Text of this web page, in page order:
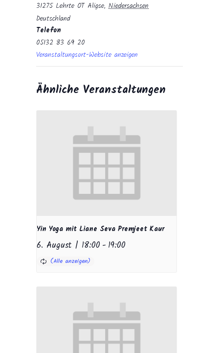
31275 Lehrte OT Aligse, Niedersachsen
Deutschland
Telefon
05132 83 69 20
Veranstaltungsort-Website anzeigen
Ähnliche Veranstaltungen
Yin Yoga mit Liane Seva Premjeet Kaur
6. August | 18:00 -19:00